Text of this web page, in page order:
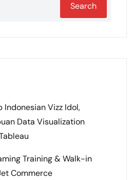
Search
Indonesian Vizz Idol,
Data Visualization
Training & Walk-in
Commerce